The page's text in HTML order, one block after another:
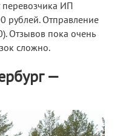
перевозчика ИП
рублей. Отправление
Отзывов пока очень
сложно.
—